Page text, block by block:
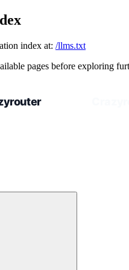
index at: /llms.txt
pages before exploring